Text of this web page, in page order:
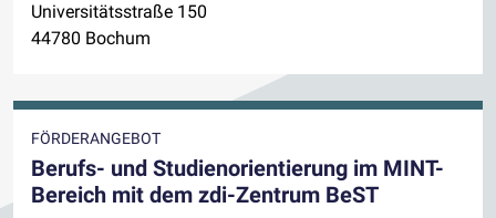
Universitätsstraße 150
44780 Bochum
FÖRDERANGEBOT
Berufs- und Studienorientierung im MINT-
Bereich mit dem zdi-Zentrum BeST